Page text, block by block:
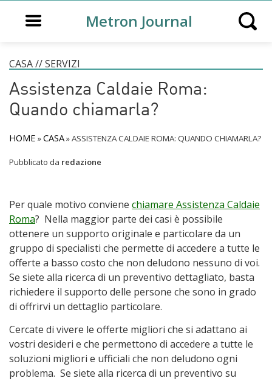
Open main menuMetron Journal Open
CASA//SERVIZI
Assistenza Caldaie Roma:
Quando chiamarla?
HOME »CASA»ASSISTENZA CALDAIE ROMA: QUANDO CHIAMARLA?
Pubblicato da redazione
Per quale motivo conviene chiamare Assistenza Caldaie
Roma? Nella maggior parte dei casi è possibile
ottenere un supporto originale e particolare da un
gruppo di specialisti che permette di accedere a tutte le
offerte a basso costo che non deludono nessuno di voi.
Se siete alla ricerca di un preventivo dettagliato, basta
richiedere il supporto delle persone che sono in grado
di offrirvi un dettaglio particolare.
Cercate di vivere le offerte migliori che si adattano ai
vostri desideri e che permettono di accedere a tutte le
soluzioni migliori e ufficiali che non deludono ogni
problema. Se siete alla ricerca di un preventivo su